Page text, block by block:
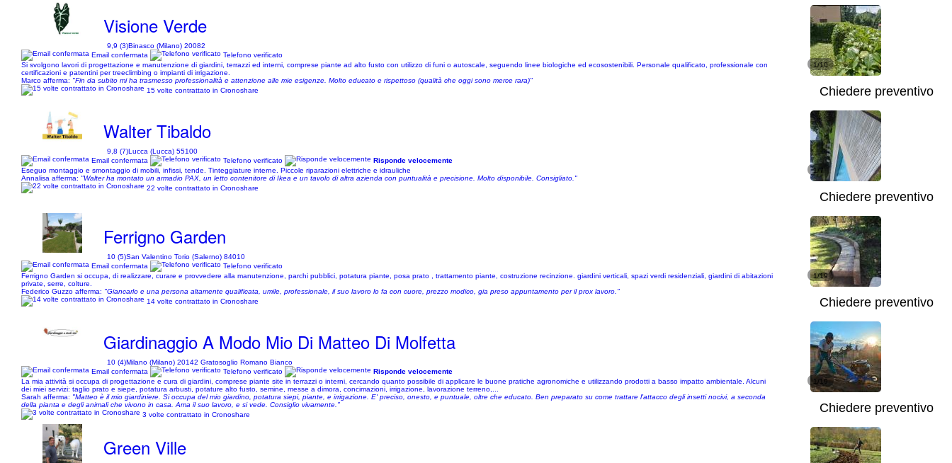
Visione Verde
9,9 (3)Binasco (Milano) 20082
Email confermata
Telefono verificato
Si svolgono lavori di progettazione e manutenzione di giardini, terrazzi ed interni, comprese piante ad alto fusto con utilizzo di funi o autoscale, seguendo linee biologiche ed ecosostenibili. Personale qualificato, professionale con
certificazioni e patentini per treeclimbing o impianti di irrigazione.
Marco afferma: "Fin da subito mi ha trasmesso professionalità e attenzione alle mie esigenze. Molto educato e rispettoso (qualità che oggi sono merce rara)"
15 volte contrattato in Cronoshare
1/10
Chiedere preventivo
Walter Tibaldo
9,8 (7)Lucca (Lucca) 55100
Email confermata
Telefono verificato
Risponde velocemente
Eseguo montaggio e smontaggio di mobili, infissi, tende. Tinteggiature interne. Piccole riparazioni elettriche e idrauliche
Annalisa afferma: "Walter ha montato un armadio PAX, un letto contenitore di Ikea e un tavolo di altra azienda con puntualità e precisione. Molto disponibile. Consigliato."
22 volte contrattato in Cronoshare
1/7
Chiedere preventivo
Ferrigno Garden
10 (5)San Valentino Torio (Salerno) 84010
Email confermata
Telefono verificato
Ferrigno Garden si occupa, di realizzare, curare e provvedere alla manutenzione, parchi pubblici, potatura piante, posa prato , trattamento piante, costruzione recinzione. giardini verticali, spazi verdi residenziali, giardini di abitazioni
private, serre, colture.
Federico Guzzo afferma: "Giancarlo e una persona altamente qualificata, umile, professionale, il suo lavoro lo fa con cuore, prezzo modico, gia preso appuntamento per il prox lavoro."
14 volte contrattato in Cronoshare
1/19
Chiedere preventivo
Giardinaggio A Modo Mio Di Matteo Di Molfetta
10 (4)Milano (Milano) 20142 Gratosoglio Romano Bianco
Email confermata
Telefono verificato
Risponde velocemente
La mia attività si occupa di progettazione e cura di giardini, comprese piante site in terrazzi o interni, cercando quanto possibile di applicare le buone pratiche agronomiche e utilizzando prodotti a basso impatto ambientale. Alcuni
dei miei servizi: taglio prato e siepe, potatura arbusti, potature alto fusto, semine, messe a dimora, concimazioni, irrigazione, lavorazione terreno,...
Sarah afferma: "Matteo è il mio giardiniere. Si occupa del mio giardino, potatura siepi, piante, e irrigazione. E' preciso, onesto, e puntuale, oltre che educato. Ben preparato su come trattare l'attacco degli insetti nocivi, a seconda
della pianta e degli animali che vivono in casa. Ama il suo lavoro, e si vede. Consiglio vivamente."
3 volte contrattato in Cronoshare
1/19
Chiedere preventivo
Green Ville